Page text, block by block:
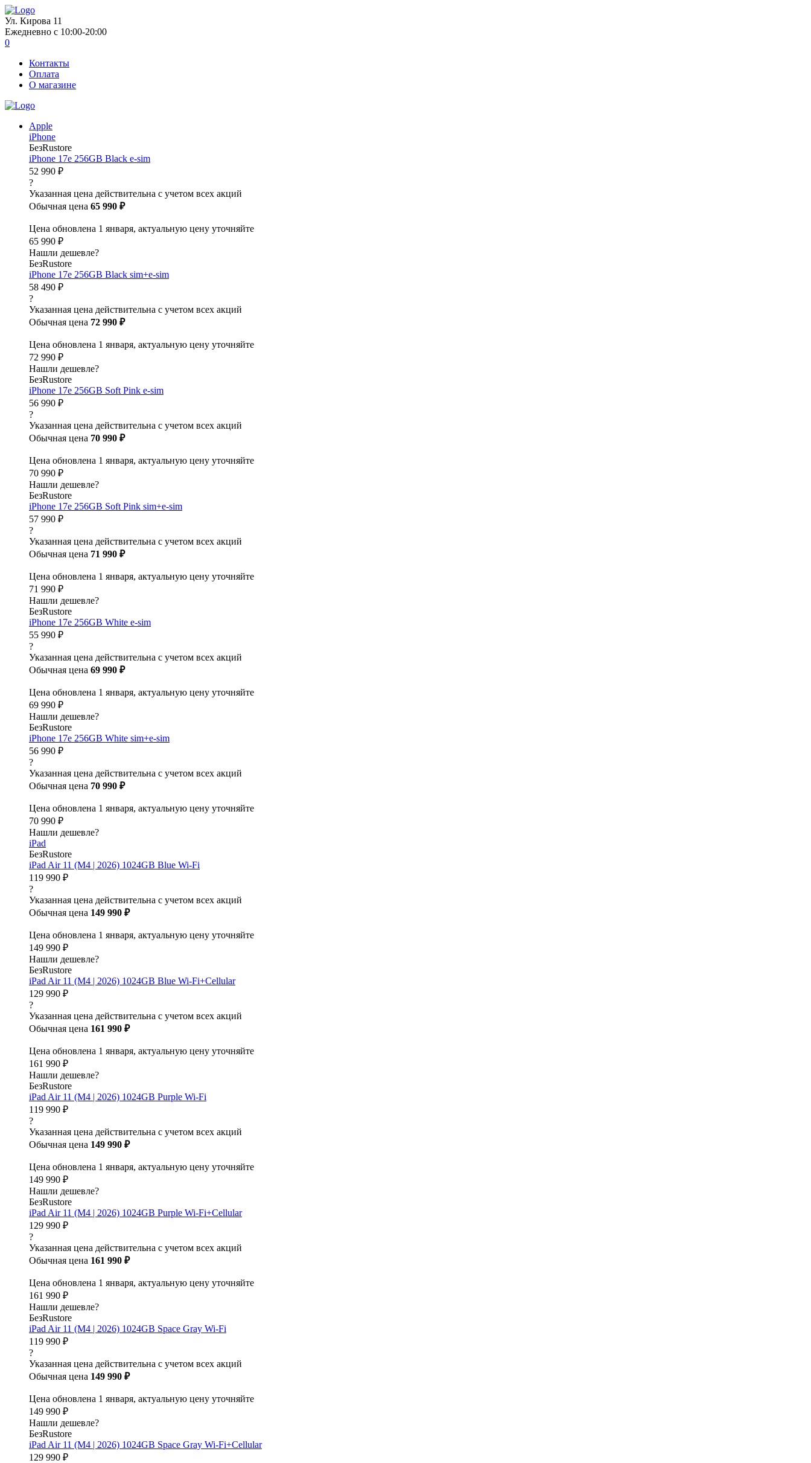
Ул. Кирова 11
Ежедневно с 10:00-20:00
0
Контакты
Оплата
О магазине
Apple
iPhone
БезRustore
iPhone 17e 256GB Black e-sim
52 990 ₽
?
Указанная цена действительна с учетом всех акций
Обычная цена 65 990 ₽
Цена обновлена 1 января, актуальную цену уточняйте
65 990 ₽
Нашли дешевле?
БезRustore
iPhone 17e 256GB Black sim+e-sim
58 490 ₽
?
Указанная цена действительна с учетом всех акций
Обычная цена 72 990 ₽
Цена обновлена 1 января, актуальную цену уточняйте
72 990 ₽
Нашли дешевле?
БезRustore
iPhone 17e 256GB Soft Pink e-sim
56 990 ₽
?
Указанная цена действительна с учетом всех акций
Обычная цена 70 990 ₽
Цена обновлена 1 января, актуальную цену уточняйте
70 990 ₽
Нашли дешевле?
БезRustore
iPhone 17e 256GB Soft Pink sim+e-sim
57 990 ₽
?
Указанная цена действительна с учетом всех акций
Обычная цена 71 990 ₽
Цена обновлена 1 января, актуальную цену уточняйте
71 990 ₽
Нашли дешевле?
БезRustore
iPhone 17e 256GB White e-sim
55 990 ₽
?
Указанная цена действительна с учетом всех акций
Обычная цена 69 990 ₽
Цена обновлена 1 января, актуальную цену уточняйте
69 990 ₽
Нашли дешевле?
БезRustore
iPhone 17e 256GB White sim+e-sim
56 990 ₽
?
Указанная цена действительна с учетом всех акций
Обычная цена 70 990 ₽
Цена обновлена 1 января, актуальную цену уточняйте
70 990 ₽
Нашли дешевле?
iPad
БезRustore
iPad Air 11 (M4 | 2026) 1024GB Blue Wi-Fi
119 990 ₽
?
Указанная цена действительна с учетом всех акций
Обычная цена 149 990 ₽
Цена обновлена 1 января, актуальную цену уточняйте
149 990 ₽
Нашли дешевле?
БезRustore
iPad Air 11 (M4 | 2026) 1024GB Blue Wi-Fi+Cellular
129 990 ₽
?
Указанная цена действительна с учетом всех акций
Обычная цена 161 990 ₽
Цена обновлена 1 января, актуальную цену уточняйте
161 990 ₽
Нашли дешевле?
БезRustore
iPad Air 11 (M4 | 2026) 1024GB Purple Wi-Fi
119 990 ₽
?
Указанная цена действительна с учетом всех акций
Обычная цена 149 990 ₽
Цена обновлена 1 января, актуальную цену уточняйте
149 990 ₽
Нашли дешевле?
БезRustore
iPad Air 11 (M4 | 2026) 1024GB Purple Wi-Fi+Cellular
129 990 ₽
?
Указанная цена действительна с учетом всех акций
Обычная цена 161 990 ₽
Цена обновлена 1 января, актуальную цену уточняйте
161 990 ₽
Нашли дешевле?
БезRustore
iPad Air 11 (M4 | 2026) 1024GB Space Gray Wi-Fi
119 990 ₽
?
Указанная цена действительна с учетом всех акций
Обычная цена 149 990 ₽
Цена обновлена 1 января, актуальную цену уточняйте
149 990 ₽
Нашли дешевле?
БезRustore
iPad Air 11 (M4 | 2026) 1024GB Space Gray Wi-Fi+Cellular
129 990 ₽